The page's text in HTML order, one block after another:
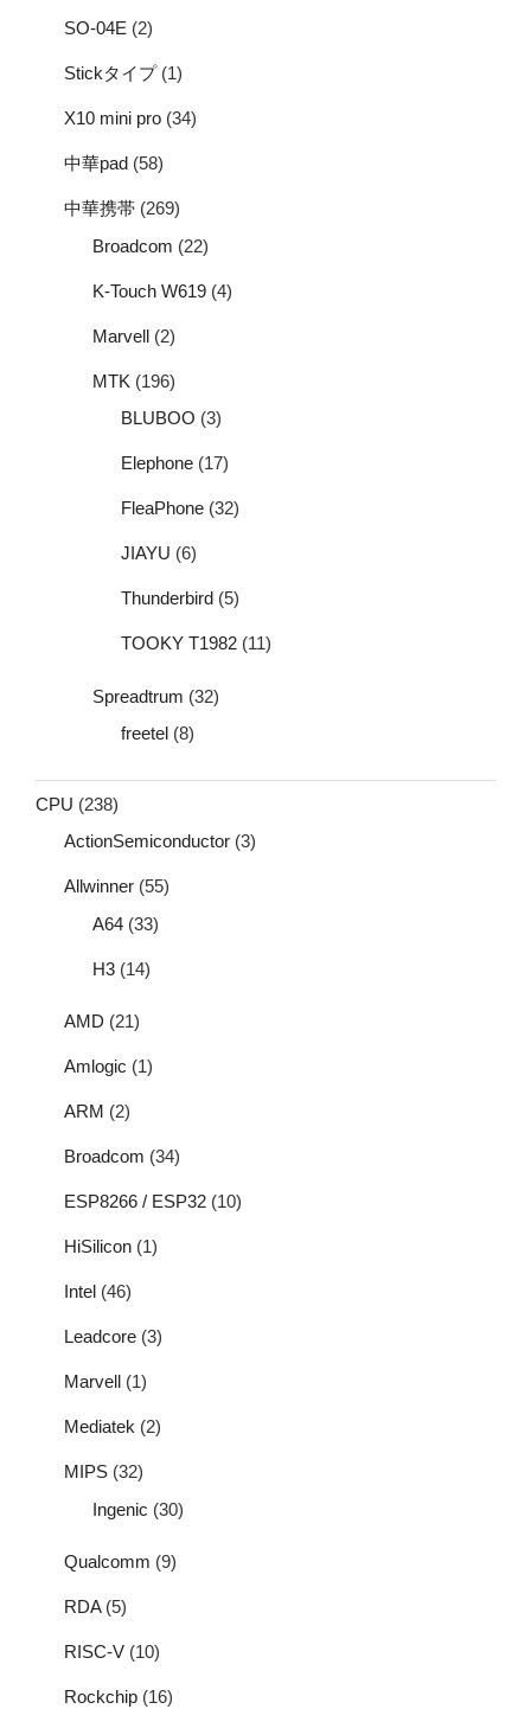
SO-04E (2)
Stickタイプ(1)
X10 mini pro (34)
中華pad (58)
中華携帯 (269)
Broadcom (22)
K-Touch W619 (4)
Marvell (2)
MTK (196)
BLUBOO (3)
Elephone (17)
FleaPhone (32)
JIAYU (6)
Thunderbird (5)
TOOKY T1982 (11)
Spreadtrum (32)
freetel (8)
CPU (238)
ActionSemiconductor (3)
Allwinner (55)
A64 (33)
H3 (14)
AMD (21)
Amlogic (1)
ARM (2)
Broadcom (34)
ESP8266 / ESP32 (10)
HiSilicon (1)
Intel (46)
Leadcore (3)
Marvell (1)
Mediatek (2)
MIPS (32)
Ingenic (30)
Qualcomm (9)
RDA(5)
RISC-V (10)
Rockchip (16)